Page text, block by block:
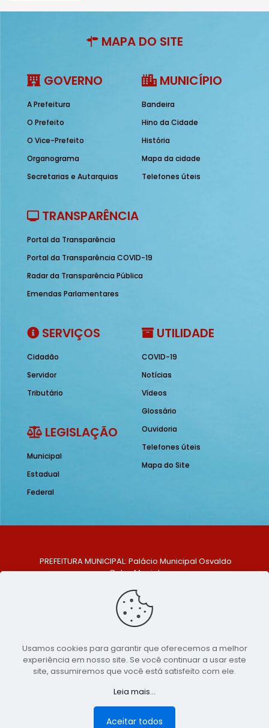
MAPA DO SITE
GOVERNO
A Prefeitura
O Prefeito
O Vice-Prefeito
Organograma
Secretarias e Autarquias
MUNICÍPIO
Bandeira
Hino da Cidade
História
Mapa da cidade
Telefones úteis
TRANSPARÊNCIA
Portal da Transparência
Portal da Transparência COVID-19
Radar da Transparência Pública
Emendas Parlamentares
SERVIÇOS
Cidadão
Servidor
Tributário
LEGISLAÇÃO
Municipal
Estadual
Federal
UTILIDADE
COVID-19
Notícias
Vídeos
Glossário
Ouvidoria
Telefones úteis
Mapa do Site
PREFEITURA MUNICIPAL: Palácio Municipal Osvaldo
Celso Maciel
Centro, São Bento do Una - PE. CEP: 553370-128
TELEFONE: (81) 99548-1569
E-MAIL: ouvidoria@saobentodouna.pe.gov.br
Copyright 2021-2026 - Assessoria de Comunicação da
Prefeitura de São Bento do Una - PE
publicidadeLumusWeb - Agência Digital
Usamos cookies para garantir que oferecemos a melhor
experiência em nosso site. Se você continuar a usar este
site, assumiremos que você está satisfeito com ele.
Leia mais...
Aceitar todos